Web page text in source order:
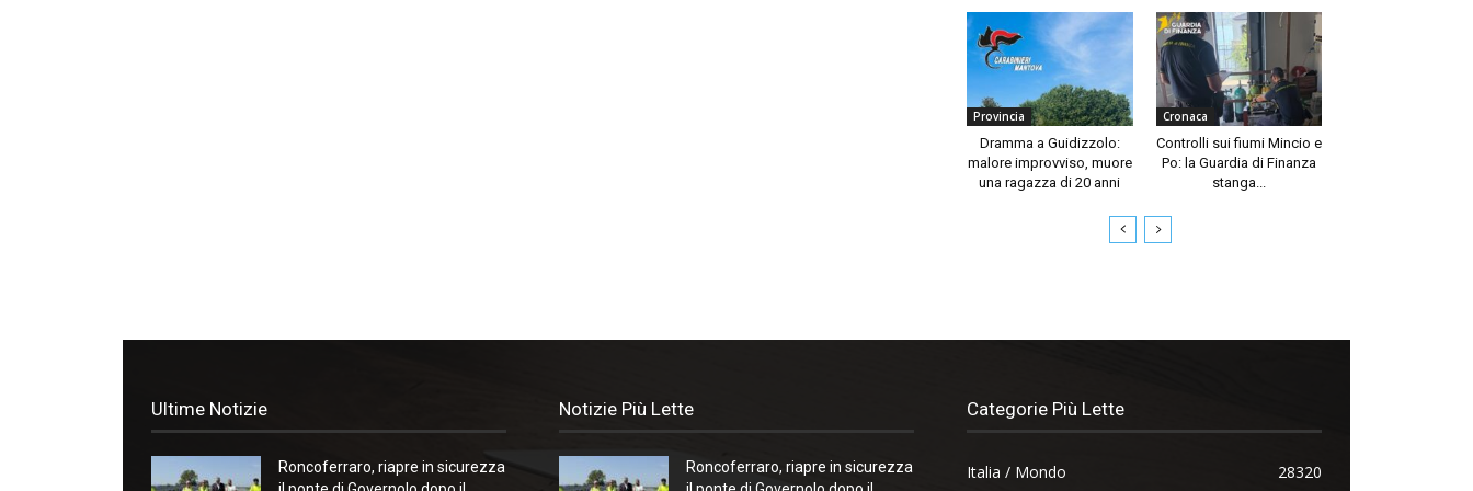
Provincia
Dramma a Guidizzolo:
malore improvviso, muore
una ragazza di 20 anni
Cronaca
Controlli sui fiumi Mincio e
Po: la Guardia di Finanza
stanga...
Ultime Notizie
Roncoferraro, riapre in sicurezza
Notizie Più Lette
Roncoferraro, riapre in sicurezza
Categorie Più Lette
Italia / Mondo 28320